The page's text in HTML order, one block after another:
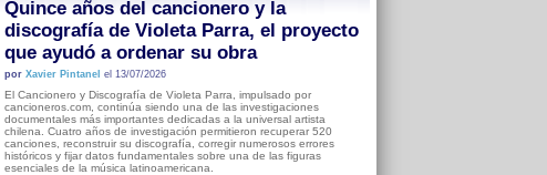
Quince años del cancionero y la
discografía de Violeta Parra, el proyecto
que ayudó a ordenar su obra
por Xavier Pintanel el 13/07/2026
El Cancionero y Discografía de Violeta Parra, impulsado por
cancioneros.com, continúa siendo una de las investigaciones
documentales más importantes dedicadas a la universal artista
chilena. Cuatro años de investigación permitieron recuperar 520
canciones, reconstruir su discografía, corregir numerosos errores
históricos y fijar datos fundamentales sobre una de las figuras
esenciales de la música latinoamericana.